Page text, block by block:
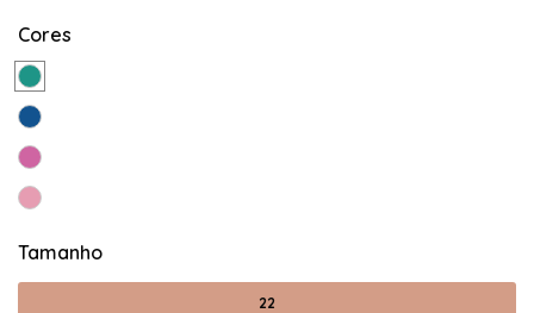
Cores
Tamanho
22